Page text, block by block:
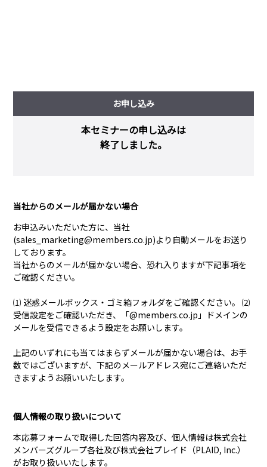
お申し込み
本セミナーの申し込みは
終了しました。
当社からのメールが届かない場合
お申込みいただいた方に、当社
(sales_marketing@members.co.jp)より自動メールをお送り
しております。
当社からのメールが届かない場合、恐れ入りますが下記事項を
ご確認ください。
⑴ 迷惑メールボックス・ゴミ箱フォルダをご確認ください。 ⑵
受信設定をご確認いただき、「@members.co.jp」ドメインの
メールを受信できるよう設定をお願いします。
上記のいずれにも当てはまらずメールが届かない場合は、お手
数ではございますが、下記のメールアドレス宛にご連絡いただ
きますようお願いいたします。
個人情報の取り扱いについて
本応募フォームで取得した回答内容及び、個人情報は株式会社
メンバーズグループ各社及び株式会社プレイド（PLAID, Inc.）
がお取り扱いいたします。